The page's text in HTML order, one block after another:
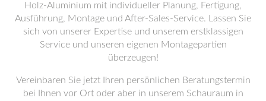
Holz-Aluminium mit individueller Planung, Fertigung,
Ausführung, Montage und After-Sales-Service. Lassen Sie
sich von unserer Expertise und unserem erstklassigen
Service und unseren eigenen Montagepartien
überzeugen!
Vereinbaren Sie jetzt Ihren persönlichen Beratungstermin
bei Ihnen vor Ort oder aber in unserem Schauraum in